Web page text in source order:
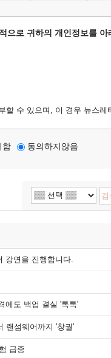
로 귀하의 개인정보를
수 있으며, 이 경우 뉴스
함 동의하지않음
강연을 진행합니다.
에도 백업 결실 '톡톡'
랜섬웨어까지 '창궐'
급증